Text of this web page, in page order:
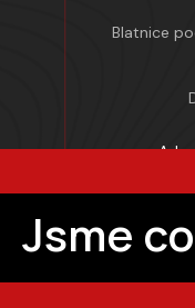
Jsme
Blatnice